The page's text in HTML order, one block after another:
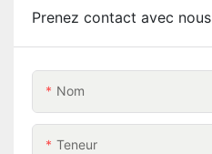
Prenez contact avec nous
Nom
Teneur